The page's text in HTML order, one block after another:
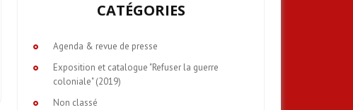
CATÉGORIES
Agenda & revue de presse
Exposition et catalogue "Refuser la guerre
coloniale" (2019)
Non classé